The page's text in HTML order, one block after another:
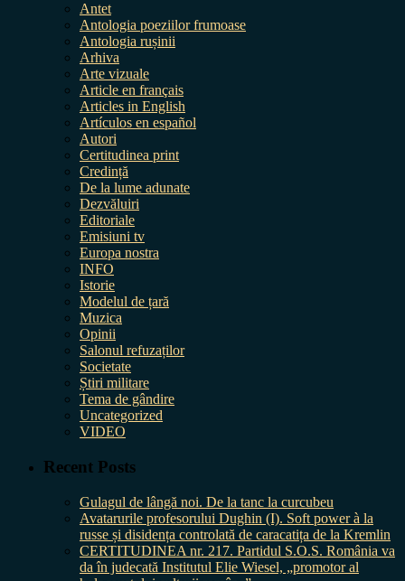
Antet
Antologia poeziilor frumoase
Antologia rușinii
Arhiva
Arte vizuale
Article en français
Articles in English
Artículos en español
Autori
Certitudinea print
Credință
De la lume adunate
Dezvăluiri
Editoriale
Emisiuni tv
Europa nostra
INFO
Istorie
Modelul de țară
Muzica
Opinii
Salonul refuzaților
Societate
Știri militare
Tema de gândire
Uncategorized
VIDEO
Recent Posts
Gulagul de lângă noi. De la tanc la curcubeu
Avatarurile profesorului Dughin (I). Soft power à la
russe și disidența controlată de caracatița de la Kremlin
CERTITUDINEA nr. 217. Partidul S.O.S. România va
da în judecată Institutul Elie Wiesel, „promotor al